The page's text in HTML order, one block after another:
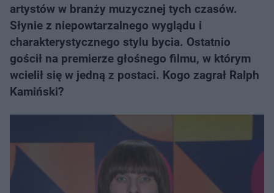
artystów w branży muzycznej tych czasów.
Słynie z niepowtarzalnego wyglądu i
charakterystycznego stylu bycia. Ostatnio
gościł na premierze głośnego filmu, w którym
wcielił się w jedną z postaci. Kogo zagrał Ralph
Kamiński?